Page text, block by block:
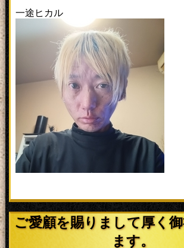
一途ヒカル
ご愛顧を賜りまして厚く
ます。